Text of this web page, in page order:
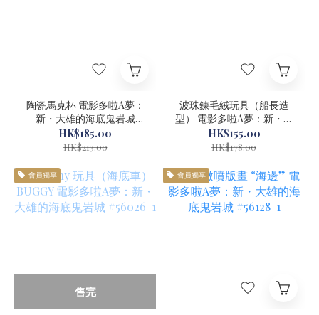
陶瓷馬克杯 電影多啦A夢：
新・大雄的海底鬼岩城
#56067-1
HK$185.00
HK$213.00
波珠鍊毛絨玩具（船長造
型） 電影多啦A夢：新・大
雄的海底鬼岩城 #56049-1
HK$155.00
HK$178.00
會員獨享
售完
會員獨享